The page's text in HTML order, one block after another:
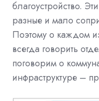
благоустройство.
разные и мало
Поэтому о каждом
всегда говорить
поговорим о
инфраструктуре –